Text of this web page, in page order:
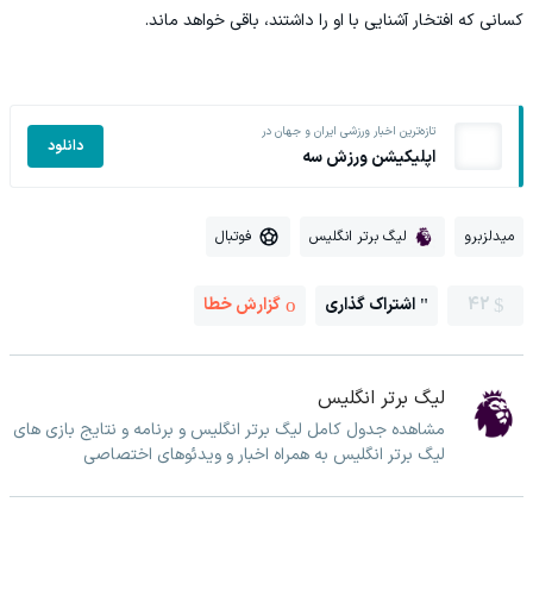
کسانی که افتخار آشنایی با او را داشتند، باقی خواهد ماند.
تازه‌ترین اخبار ورزشی ایران و جهان در
اپلیکیشن ورزش سه دانلود
میدلزبرو لیگ برتر انگلیس فوتبال
42 اشتراک گذاری گزارش خطا
لیگ برتر انگلیس
مشاهده جدول کامل لیگ برتر انگلیس و برنامه و نتایج بازی های
لیگ برتر انگلیس به همراه اخبار و ویدئوهای اختصاصی